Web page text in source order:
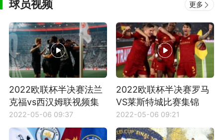
球员视频 更多
2022欧联杯半决赛法兰
克福vs西汉姆联视频集
锦
2022-05-06 09:37
2022欧联杯半决赛罗马
VS莱斯特城比赛集锦
2022-05-06 09:21